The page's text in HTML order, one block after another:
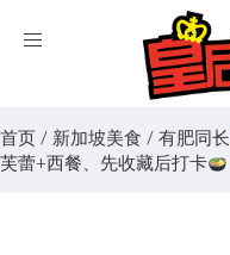
Toggle
首页 / 新加坡美食 / 有肥同长
芙蕾+西餐、先收藏后打卡